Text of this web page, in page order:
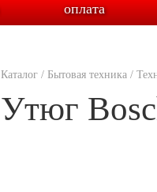
оплата
Каталог / Бытовая техника /
Утюг